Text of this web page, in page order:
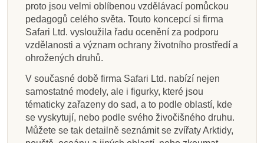
proto jsou velmi oblíbenou vzdělávací pomůckou
pedagogů celého světa. Touto koncepcí si firma
Safari Ltd. vysloužila řadu ocenění za podporu
vzdělanosti a význam ochrany životního prostředí a
ohrožených druhů.
V současné době firma Safari Ltd. nabízí nejen
samostatné modely, ale i figurky, které jsou
tématicky zařazeny do sad, a to podle oblastí, kde
se vyskytují, nebo podle svého živočišného druhu.
Můžete se tak detailně seznámit se zvířaty Arktidy,